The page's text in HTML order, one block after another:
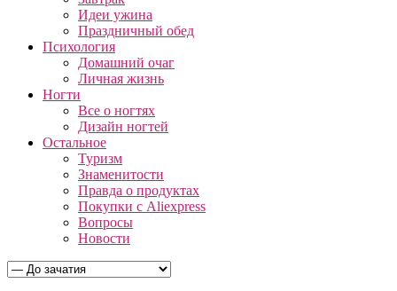
Идеи ужина
Праздничный обед
Психология
Домашний очаг
Личная жизнь
Ногти
Все о ногтях
Дизайн ногтей
Остальное
Туризм
Знаменитости
Правда о продуктах
Покупки с Aliexpress
Вопросы
Новости